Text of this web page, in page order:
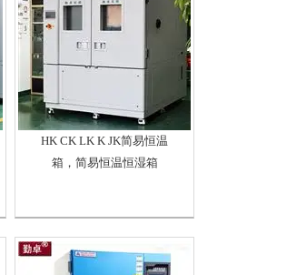
HK CK LK K JK简易恒温
箱，简易恒温恒湿箱